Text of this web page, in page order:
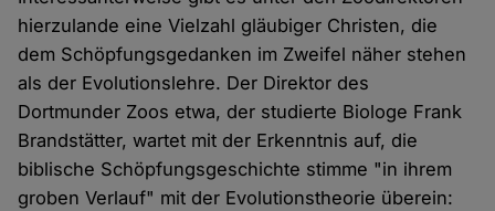
hierzulande eine Vielzahl gläubiger Christen, die
dem Schöpfungsgedanken im Zweifel näher stehen
als der Evolutionslehre. Der Direktor des
Dortmunder Zoos etwa, der studierte Biologe Frank
Brandstätter, wartet mit der Erkenntnis auf, die
biblische Schöpfungsgeschichte stimme "in ihrem
groben Verlauf" mit der Evolutionstheorie überein: